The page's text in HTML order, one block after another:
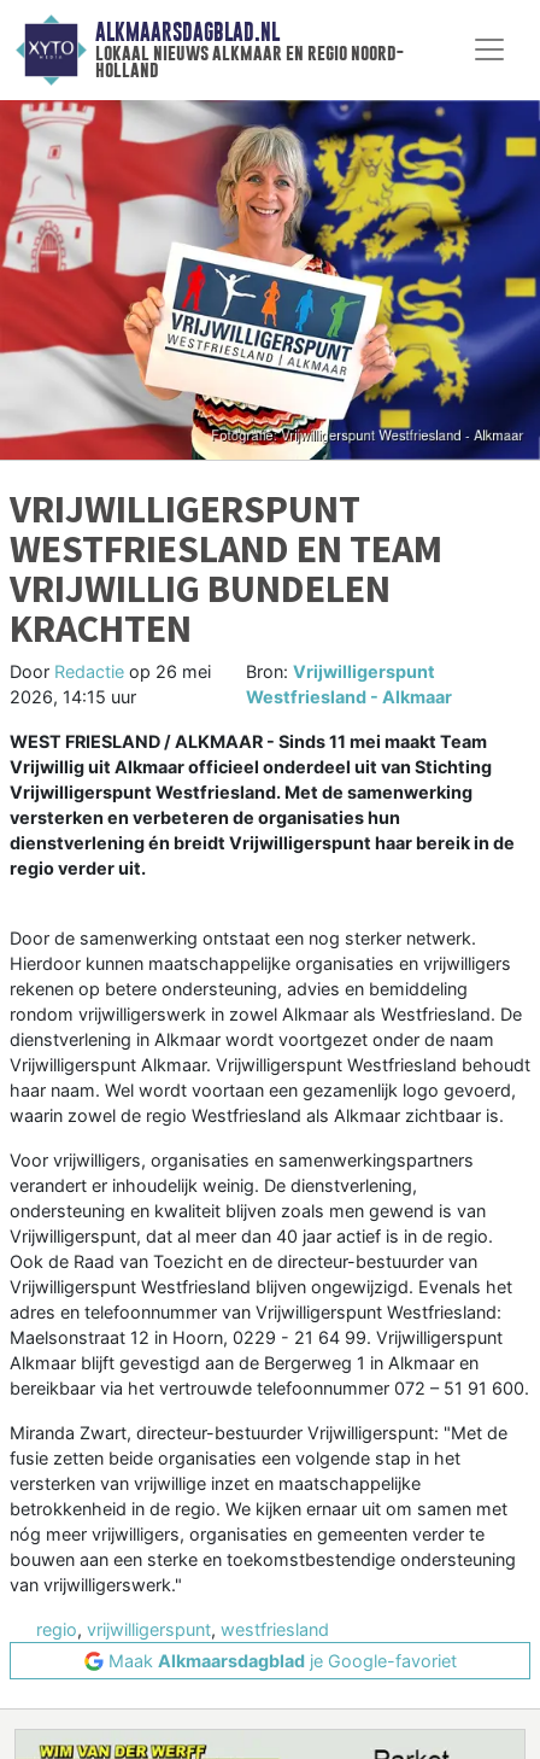
ALKMAARSDAGBLAD.NL
lokaal nieuws alkmaar en regio noord-
holland
VRIJWILLIGERSPUNT
WESTFRIESLAND EN TEAM
VRIJWILLIG BUNDELEN
KRACHTEN
Door Redactie op 26 mei
2026, 14:15 uur
Bron:Vrijwilligerspunt
Westfriesland - Alkmaar
WEST FRIESLAND / ALKMAAR - Sinds 11 mei maakt Team
Vrijwillig uit Alkmaar officieel onderdeel uit van Stichting
Vrijwilligerspunt Westfriesland. Met de samenwerking
versterken en verbeteren de organisaties hun
dienstverlening én breidt Vrijwilligerspunt haar bereik in de
regio verder uit.
Door de samenwerking ontstaat een nog sterker netwerk.
Hierdoor kunnen maatschappelijke organisaties en vrijwilligers
rekenen op betere ondersteuning, advies en bemiddeling
rondom vrijwilligerswerk in zowel Alkmaar als Westfriesland. De
dienstverlening in Alkmaar wordt voortgezet onder de naam
Vrijwilligerspunt Alkmaar. Vrijwilligerspunt Westfriesland behoudt
haar naam. Wel wordt voortaan een gezamenlijk logo gevoerd,
waarin zowel de regio Westfriesland als Alkmaar zichtbaar is.
Voor vrijwilligers, organisaties en samenwerkingspartners
verandert er inhoudelijk weinig. De dienstverlening,
ondersteuning en kwaliteit blijven zoals men gewend is van
Vrijwilligerspunt, dat al meer dan 40 jaar actief is in de regio.
Ook de Raad van Toezicht en de directeur-bestuurder van
Vrijwilligerspunt Westfriesland blijven ongewijzigd. Evenals het
adres en telefoonnummer van Vrijwilligerspunt Westfriesland:
Maelsonstraat 12 in Hoorn, 0229 - 21 64 99. Vrijwilligerspunt
Alkmaar blijft gevestigd aan de Bergerweg 1 in Alkmaar en
bereikbaar via het vertrouwde telefoonnummer 072 – 51 91 600.
Miranda Zwart, directeur-bestuurder Vrijwilligerspunt: "Met de
fusie zetten beide organisaties een volgende stap in het
versterken van vrijwillige inzet en maatschappelijke
betrokkenheid in de regio. We kijken ernaar uit om samen met
nóg meer vrijwilligers, organisaties en gemeenten verder te
bouwen aan een sterke en toekomstbestendige ondersteuning
van vrijwilligerswerk."
regio, vrijwilligerspunt, westfriesland
Maak Alkmaarsdagbladje Google-favoriet